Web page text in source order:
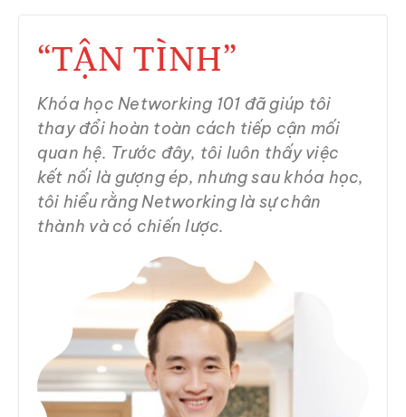
“TẬN TÌNH”
Khóa học Networking 101 đã giúp tôi
thay đổi hoàn toàn cách tiếp cận mối
quan hệ. Trước đây, tôi luôn thấy việc
kết nối là gượng ép, nhưng sau khóa học,
tôi hiểu rằng Networking là sự chân
thành và có chiến lược.